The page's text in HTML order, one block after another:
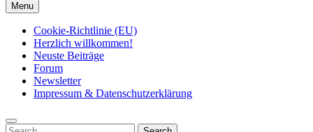
Menu
Cookie-Richtlinie (EU)
Herzlich willkommen!
Neuste Beiträge
Forum
Newsletter
Impressum & Datenschutzerklärung
Search
Search